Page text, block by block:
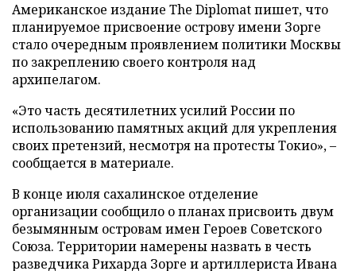
Американское издание The Diplomat пишет, что
планируемое присвоение острову имени Зорге
стало очередным проявлением политики Москвы
по закреплению своего контроля над
архипелагом.
«Это часть десятилетних усилий России по
использованию памятных акций для укрепления
своих претензий, несмотря на протесты Токио», –
сообщается в материале.
В конце июля сахалинское отделение
организации сообщило о планах присвоить двум
безымянным островам имен Героев Советского
Союза. Территории намерены назвать в честь
разведчика Рихарда Зорге и артиллериста Ивана